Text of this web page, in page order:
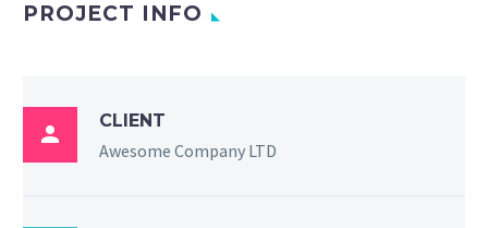
PROJECT INFO

CLIENT
Awesome Company LTD